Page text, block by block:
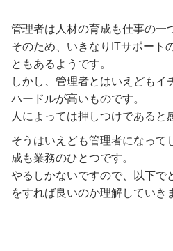
管理者は人材の育成も仕事の一
そのため、いきなりITサポート
ともあるようです。
しかし、管理者とはいえどもイ
ハードルが高いものです。
人によっては押しつけであると
そうはいえども管理者になって
成も業務のひとつです。
やるしかないですので、以下で
をすれば良いのか理解していき